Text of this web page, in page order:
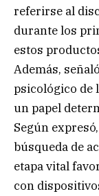
referirse al
durante los
estos
Además,
psicológico de
un papel
Según
búsqueda de
etapa vital
con